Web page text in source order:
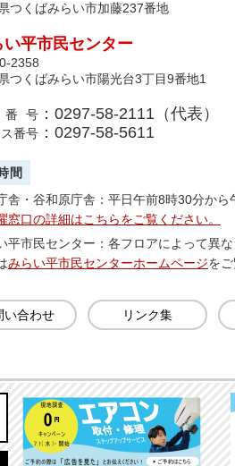
つくばみらい市加藤237番地
い平市民センター
2358
つくばみらい市陽光台3丁目9番地1
号 ：0297-58-2111（代表）
番号 ：0297-58-5611
間
舎・谷和原庁舎：平日午前8時30分か
窓口の詳細はこちらをご覧ください。
平市民センター：各フロアによって異な
みらい平市民センターホームページをご
い合わせ リンク集